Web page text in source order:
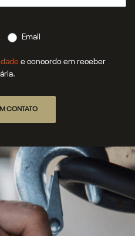
Email
e concordo em receber
CONTATO